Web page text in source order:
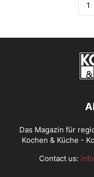
1
Das Magazin für
Kochen & Küche -
Contact us: